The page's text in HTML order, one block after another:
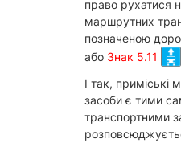
право рухатися
маршрутних
позначеною
або Знак 5.11
І так, приміські
засоби є тими
транспортними